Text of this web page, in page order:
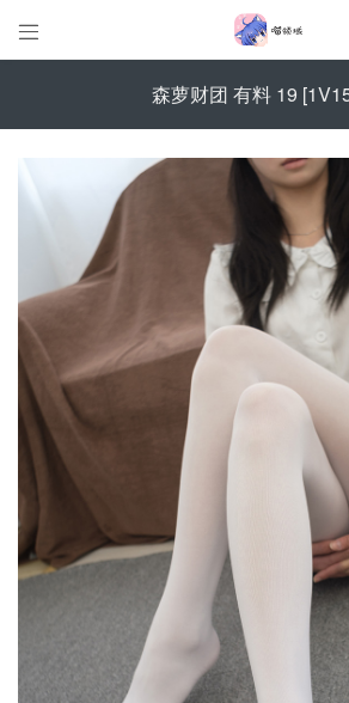

森萝财团 有料 19